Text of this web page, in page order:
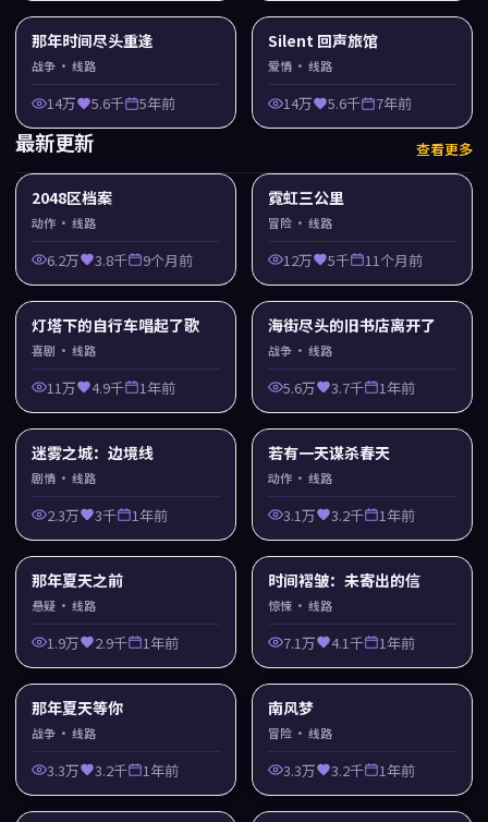
那年时间尽头重逢
战争 · 线路
14万 5.6千 5年前
Silent 回声旅馆
爱情 · 线路
14万 5.6千 7年前
最新更新 查看更多
2048区档案
动作 · 线路
6.2万 3.8千 9个月前
霓虹三公里
冒险 · 线路
12万 5千 11个月前
灯塔下的自行车唱起了歌
喜剧 · 线路
11万 4.9千 1年前
海街尽头的旧书店离开了
战争 · 线路
5.6万 3.7千 1年前
迷雾之城：边境线
剧情 · 线路
2.3万 3千 1年前
若有一天谋杀春天
动作 · 线路
3.1万 3.2千 1年前
那年夏天之前
悬疑 · 线路
1.9万 2.9千 1年前
时间褶皱：未寄出的信
惊悚 · 线路
7.1万 4.1千 1年前
那年夏天等你
战争 · 线路
3.3万 3.2千 1年前
南风梦
冒险 · 线路
3.3万 3.2千 1年前